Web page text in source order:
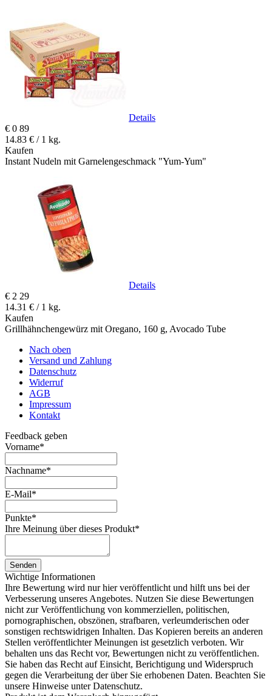
Details
€ 0 89
14.83 € / 1 kg.
Kaufen
Instant Nudeln mit Garnelengeschmack "Yum-Yum"
Details
€ 2 29
14.31 € / 1 kg.
Kaufen
Grillhähnchengewürz mit Oregano, 160 g, Avocado Tube
Nach oben
Versand und Zahlung
Datenschutz
Widerruf
AGB
Impressum
Kontakt
Feedback geben
Vorname*
Nachname*
E-Mail*
Punkte*
Ihre Meinung über dieses Produkt*
Senden
Wichtige Informationen
Ihre Bewertung wird nur hier veröffentlicht und hilft uns bei der
Verbesserung unseres Angebotes. Nutzen Sie diese Bewertungen
nicht zur Veröffentlichung von kommerziellen, politischen,
pornographischen, obszönen, strafbaren, verleumderischen oder
sonstigen rechtswidrigen Inhalten. Das Kopieren bereits an anderen
Stellen veröffentlichter Meinungen ist gesetzlich verboten. Wir
behalten uns das Recht vor, Bewertungen nicht zu veröffentlichen.
Sie haben das Recht auf Einsicht, Berichtigung und Widerspruch
gegen die Verarbeitung der über Sie erhobenen Daten. Beachten Sie
unsere Hinweise unter Datenschutz.